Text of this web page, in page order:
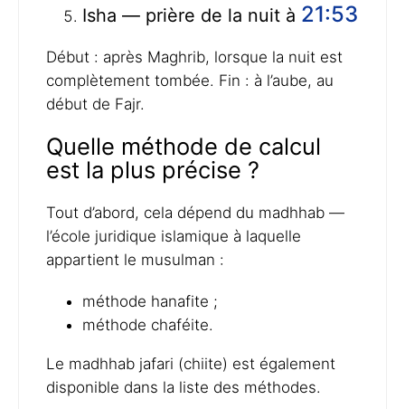
Isha — prière de la nuit à 21:53
Début : après Maghrib, lorsque la nuit est
complètement tombée. Fin : à l’aube, au
début de Fajr.
Quelle méthode de calcul
est la plus précise ?
Tout d’abord, cela dépend du madhhab —
l’école juridique islamique à laquelle
appartient le musulman :
méthode hanafite ;
méthode chaféite.
Le madhhab jafari (chiite) est également
disponible dans la liste des méthodes.